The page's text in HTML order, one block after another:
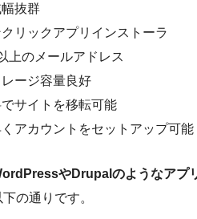
抜群
クリックアプリインストーラ
上のメールアドレス
レージ容量良好
サイトを移転可能
アカウントをセットアップ可能
やDrupalのようなアプ
の通りです。